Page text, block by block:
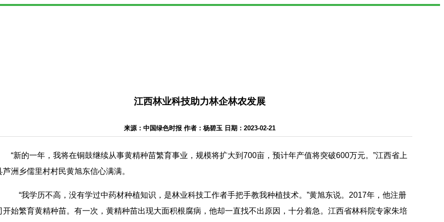
江西林业科技助力林企林农发展
来源：中国绿色时报 作者：杨碧玉 日期：2023-02-21
“新的一年，我将在铜鼓继续从事黄精种苗繁育事业，规模将扩大到700亩，预计年产值将突破600万元。”江西省上
芦洲乡儒里村村民黄旭东信心满满。
“我学历不高，没有学过中药材种植知识，是林业科技工作者手把手教我种植技术。”黄旭东说。2017年，他注册
开始繁育黄精种苗。有一次，黄精种苗出现大面积根腐病，他却一直找不出原因，十分着急。江西省林科院专家朱培